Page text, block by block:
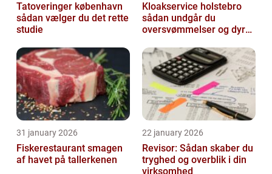
Tatoveringer københavn
sådan vælger du det rette
studie
Kloakservice holstebro
sådan undgår du
oversvømmelser og dyre
31 january 2026
Fiskerestaurant smagen
af havet på tallerkenen
22 january 2026
Revisor: Sådan skaber du
tryghed og overblik i din
virksomhed